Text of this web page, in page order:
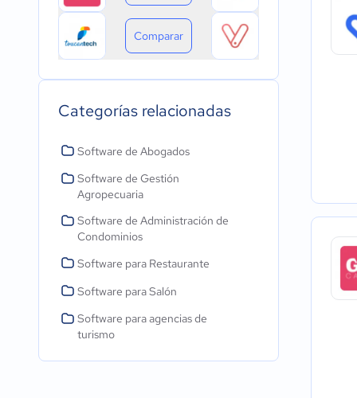
Comparar
Categorías relacionadas
Software de Abogados
Software de Gestión
Agropecuaria
Software de Administración de
Condominios
Software para Restaurante
Software para Salón
Software para agencias de
turismo